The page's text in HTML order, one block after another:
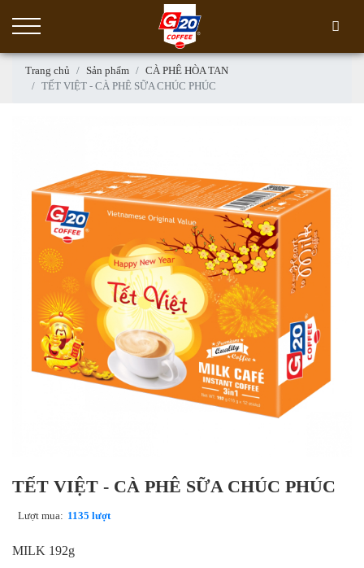
Trang chủ Sản phẩm
CÀ PHÊ HÒA TAN
TẾT VIỆT - CÀ PHÊ SỮA CHÚC PHÚC
TẾT VIỆT - CÀ PHÊ SỮA CHÚC PHÚC
Lượt mua: 1135 lượt
MILK 192g